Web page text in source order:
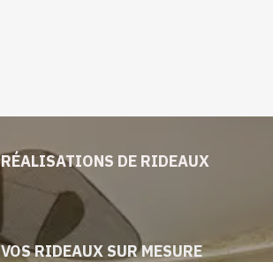
RÉALISATIONS DE RIDEAUX
VOS RIDEAUX SUR MESURE